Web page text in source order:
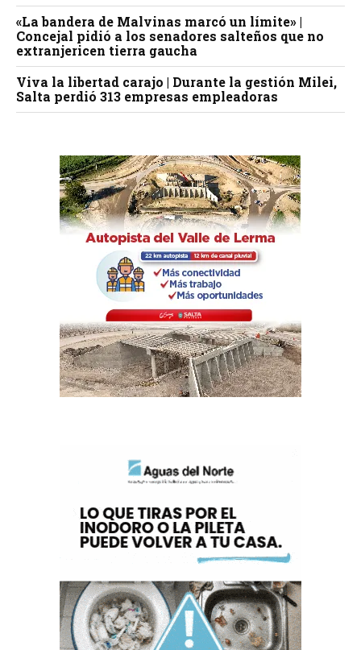
«La bandera de Malvinas marcó un límite» |
Concejal pidió a los senadores salteños que no
extranjericen tierra gaucha
Viva la libertad carajo | Durante la gestión Milei,
Salta perdió 313 empresas empleadoras